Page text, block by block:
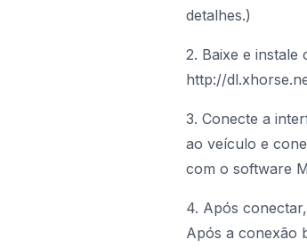
detalhes.)
2. Baixe e
http://
3. Conecte a
ao veículo e
com o software
4. Após
Após a conexão